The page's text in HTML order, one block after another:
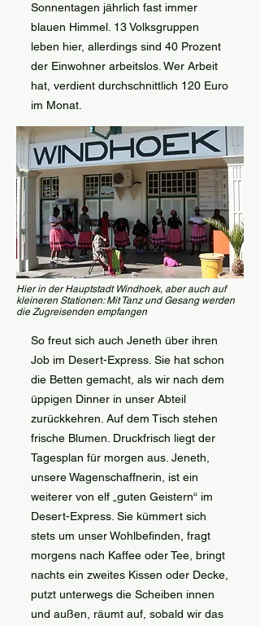
Sonnentagen jährlich fast immer
blauen Himmel. 13 Volksgruppen
leben hier, allerdings sind 40 Prozent
der Einwohner arbeitslos. Wer Arbeit
hat, verdient durchschnittlich 120 Euro
im Monat.
Hier in der Hauptstadt Windhoek, aber auch auf
kleineren Stationen: Mit Tanz und Gesang werden
die Zugreisenden empfangen
So freut sich auch Jeneth über ihren
Job im Desert-Express. Sie hat schon
die Betten gemacht, als wir nach dem
üppigen Dinner in unser Abteil
zurückkehren. Auf dem Tisch stehen
frische Blumen. Druckfrisch liegt der
Tagesplan für morgen aus. Jeneth,
unsere Wagenschaffnerin, ist ein
weiterer von elf „guten Geistern“ im
Desert-Express. Sie kümmert sich
stets um unser Wohlbefinden, fragt
morgens nach Kaffee oder Tee, bringt
nachts ein zweites Kissen oder Decke,
putzt unterwegs die Scheiben innen
und außen, räumt auf, sobald wir das